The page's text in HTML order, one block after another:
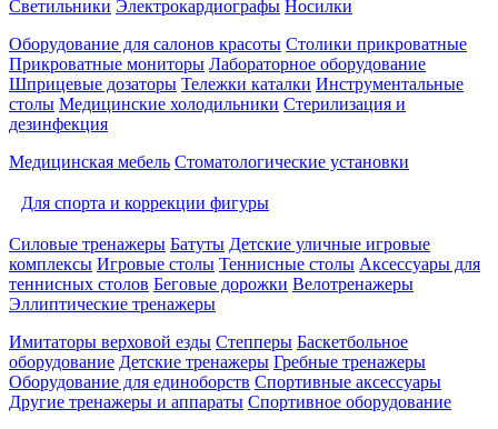
Светильники Электрокардиографы Носилки
Оборудование для салонов красоты Столики прикроватные
Прикроватные мониторы Лабораторное оборудование
Шприцевые дозаторы Тележки каталки Инструментальные
столы Медицинские холодильники Стерилизация и
дезинфекция
Медицинская мебель Стоматологические установки
Для спорта и коррекции фигуры
Силовые тренажеры Батуты Детские уличные игровые
комплексы Игровые столы Теннисные столы Аксессуары для
теннисных столов Беговые дорожки Велотренажеры
Эллиптические тренажеры
Имитаторы верховой езды Степперы Баскетбольное
оборудование Детские тренажеры Гребные тренажеры
Оборудование для единоборств Спортивные аксессуары
Другие тренажеры и аппараты Спортивное оборудование